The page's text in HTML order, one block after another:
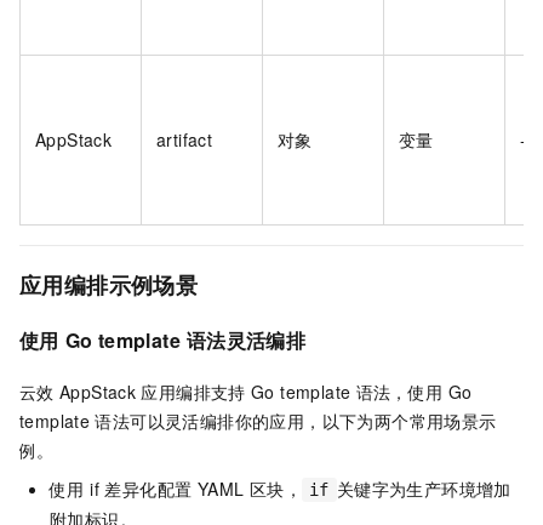
AppStack artifact 对象 变量 --
应用编排示例场景
使用 Go template 语法灵活编排
云效 AppStack 应用编排支持 Go template 语法，使用 Go
template 语法可以灵活编排你的应用，以下为两个常用场景示
例。
使用 if 差异化配置 YAML 区块，
if 关键字为生产环境增加
附加标识。